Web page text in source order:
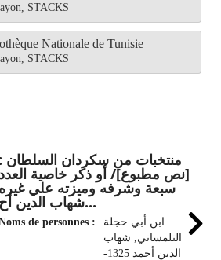
STACKS
Nationale de Tunisie
STACKS
منتخبات من سكردان السلطان :
[نص مطبوع]/ أو ذكر خاصية العدد
سبعة وشرفه وميزته علي غيره
شهاب الدين أح...
de personnes :
ابن أبي حجلة
التلمساني, شهاب
الدين أحمد 1325-